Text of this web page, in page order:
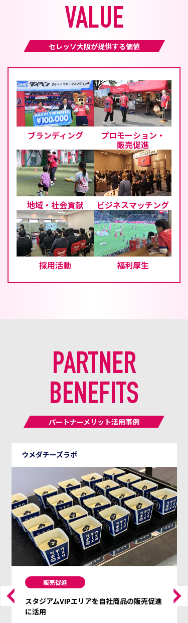
VALUE
セレッソ大阪が提供する価値
ブランディング プロモーション・
販売促進
地域・社会貢献 ビジネスマッチング
採用活動 福利厚生
PARTNER
BENEFITS
パートナーメリット活用事例
Azabu Tailor
プロモーション
ブランドプロモーションに選手肖像を活用
セレッソ大阪の選手が移動時や各種イベント参加時